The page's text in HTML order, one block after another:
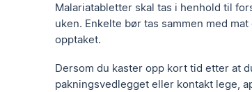
Malariatabletter skal tas i henhold til
uken. Enkelte bør tas sammen med
opptaket.
Dersom du kaster opp kort tid etter at
pakningsvedlegget eller kontakt lege,